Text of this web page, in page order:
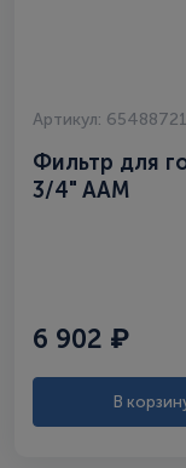
Артикул: 65488721
Фильтр для
3/4" AAM
6 902 ₽
В